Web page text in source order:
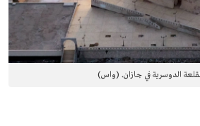
الدوسرية في جازان. (واس)